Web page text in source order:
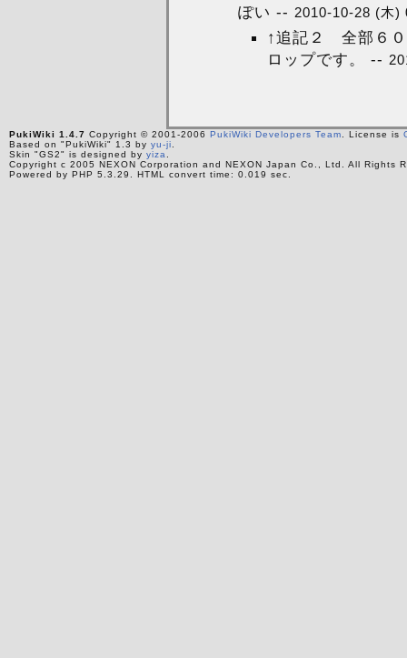
ぽい -- 2010-10-28 (木)
↑追記２ 全部６
ロップです。 --
PukiWiki 1.4.7 Copyright © 2001-2006 PukiWiki Developers Team . License is
Based on "PukiWiki" 1.3 by yu-ji
Skin "GS2" is designed by yiza
Copyright c 2005 NEXON Corporation and NEXON Japan Co., Ltd. All Rights
Powered by PHP 5.3.29. HTML convert time: 0.019 sec.